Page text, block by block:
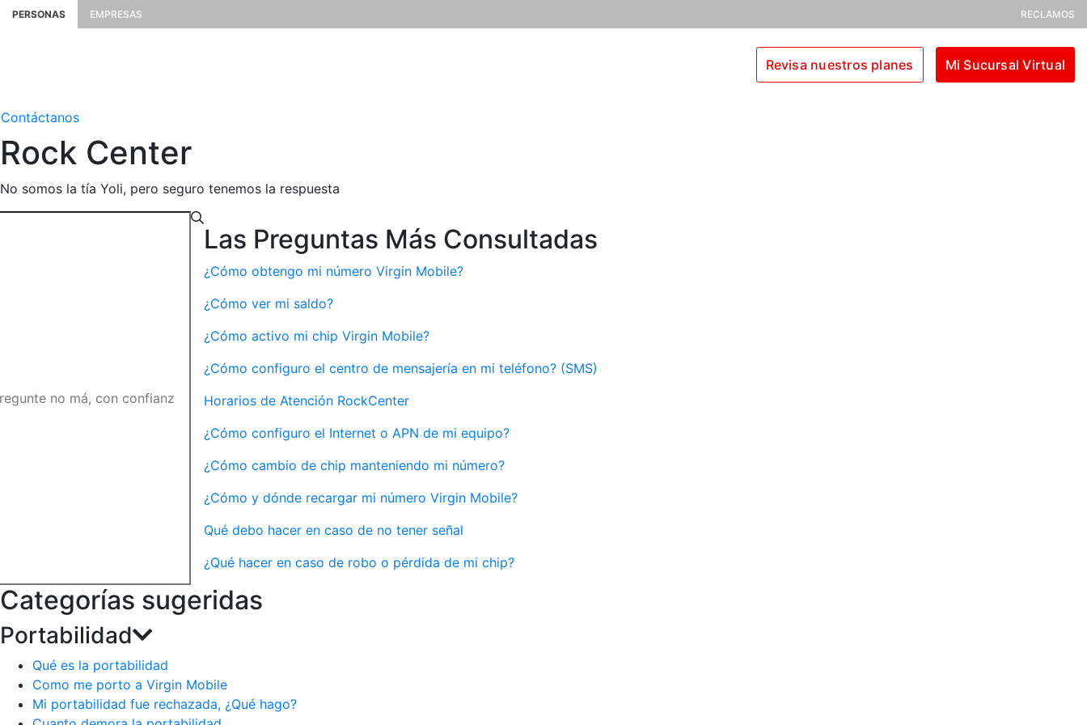
PERSONAS EMPRESAS RECLAMOS
Revisa nuestros planes Mi Sucursal Virtual
Contáctanos
Rock Center
No somos la tía Yoli, pero seguro tenemos la respuesta
Las Preguntas Más Consultadas
¿Cómo obtengo mi número Virgin Mobile?
¿Cómo ver mi saldo?
¿Cómo activo mi chip Virgin Mobile?
¿Cómo configuro el centro de mensajería en mi teléfono? (SMS)
Horarios de Atención RockCenter
¿Cómo configuro el Internet o APN de mi equipo?
¿Cómo cambio de chip manteniendo mi número?
¿Cómo y dónde recargar mi número Virgin Mobile?
Qué debo hacer en caso de no tener señal
¿Qué hacer en caso de robo o pérdida de mi chip?
Categorías sugeridas
Portabilidad
Qué es la portabilidad
Como me porto a Virgin Mobile
Mi portabilidad fue rechazada, ¿Qué hago?